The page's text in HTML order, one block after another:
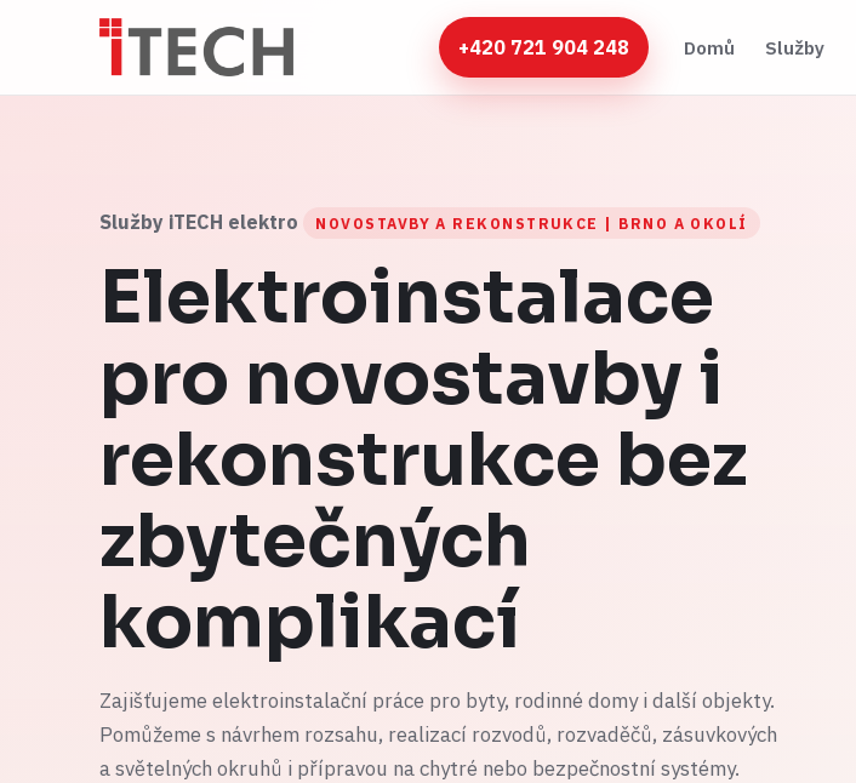
+420 721 904 248 Domů Služby
Služby iTECH elektro NOVOSTAVBY A REKONSTRUKCE | BRNO A OKOLÍ
Elektroinstalace
pro novostavby i
rekonstrukce bez
zbytečných
komplikací
Zajišťujeme elektroinstalační práce pro byty, rodinné domy i další objekty.
Pomůžeme s návrhem rozsahu, realizací rozvodů, rozvaděčů, zásuvkových
a světelných okruhů i přípravou na chytré nebo bezpečnostní systémy.